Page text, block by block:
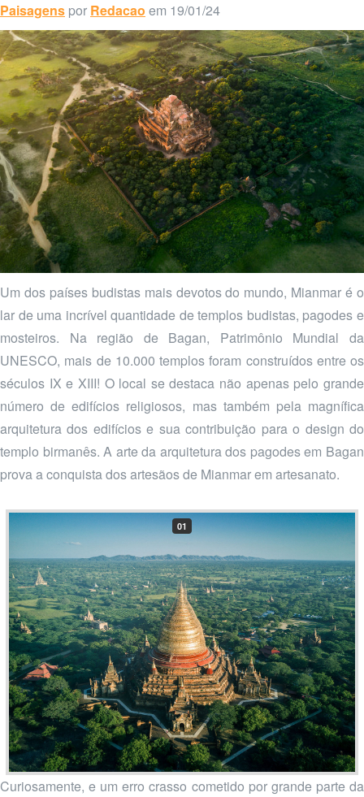
Paisagens por Redacao em 19/01/24
Um dos países budistas mais devotos do mundo, Mianmar é o
lar de uma incrível quantidade de templos budistas, pagodes e
mosteiros. Na região de Bagan, Patrimônio Mundial da
UNESCO, mais de 10.000 templos foram construídos entre os
séculos IX e XIII! O local se destaca não apenas pelo grande
número de edifícios religiosos, mas também pela magnífica
arquitetura dos edifícios e sua contribuição para o design do
templo birmanês. A arte da arquitetura dos pagodes em Bagan
prova a conquista dos artesãos de Mianmar em artesanato.
01
Curiosamente, e um erro crasso cometido por grande parte da